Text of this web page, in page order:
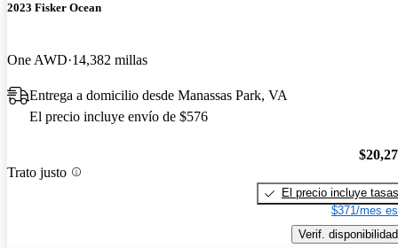
2023 Fisker Ocean
One AWD 14,382 millas
Entrega a domicilio desde Manassas Park, VA
El precio incluye envío de $576
Trato justo
El precio incluye tasas
$371/mes
Verif. disponibilidad